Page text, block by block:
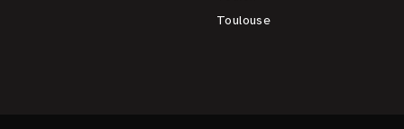
Toulouse